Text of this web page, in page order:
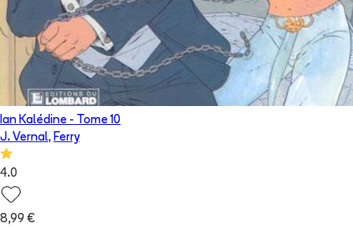
Ian Kalédine - Tome 10
J. Vernal, Ferry
4.0
8,99 €